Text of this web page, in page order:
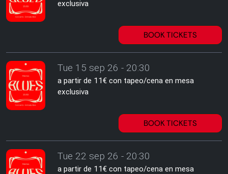
exclusiva
BOOK TICKETS
Tue 15 sep 26 - 20:30
a partir de 11€ con tapeo/cena en mesa
exclusiva
BOOK TICKETS
Tue 22 sep 26 - 20:30
a partir de 11€ con tapeo/cena en mesa